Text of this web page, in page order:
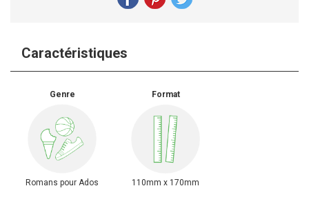
Caractéristiques
Genre
Romans pour Ados
Format
110mm x 170mm